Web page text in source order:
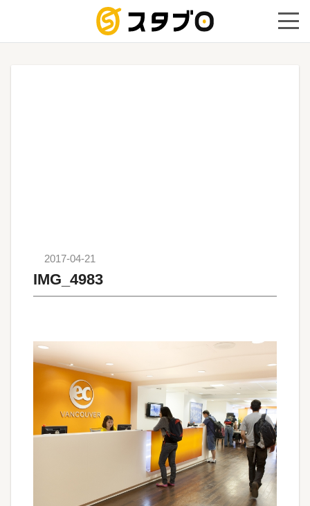
手続き
2017-04-21
IMG_4983